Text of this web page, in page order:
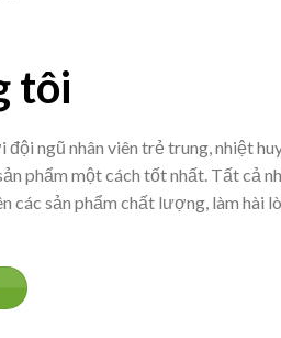
tôi
ngũ nhân viên trẻ trung, nhiệt
phẩm một cách tốt nhất. Tất cả
các sản phẩm chất lượng, làm hài